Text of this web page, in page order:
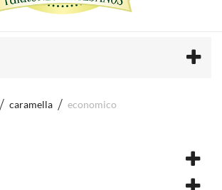
caramella economico